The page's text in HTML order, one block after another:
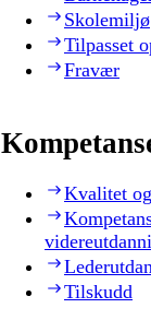
Skolemiljø
Tilpasset
Fravær
Kvalitet
Tilskudd